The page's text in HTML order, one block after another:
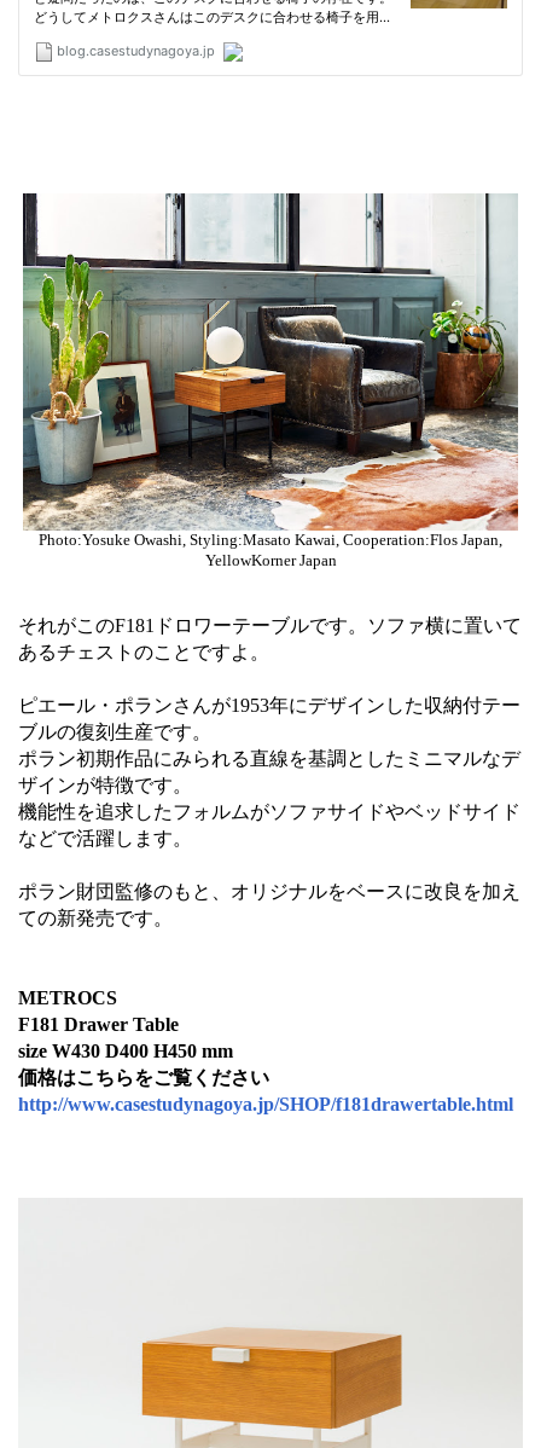
Photo:Yosuke Owashi, Styling:Masato Kawai, Cooperation:Flos Japan,
YellowKorner Japan
それがこのF181ドロワーテーブルです。ソファ横に置いて
あるチェストのことですよ。
ピエール・ポランさんが1953年にデザインした収納付テー
ブルの復刻生産です。
ポラン初期作品にみられる直線を基調としたミニマルなデ
ザインが特徴です。
機能性を追求したフォルムがソファサイドやベッドサイド
などで活躍します。
ポラン財団監修のもと、オリジナルをベースに改良を加え
ての新発売です。
METROCS
F181 Drawer Table
size W430 D400 H450 mm
価格はこちらをご覧ください
http://www.casestudynagoya.jp/SHOP/f181drawertable.html